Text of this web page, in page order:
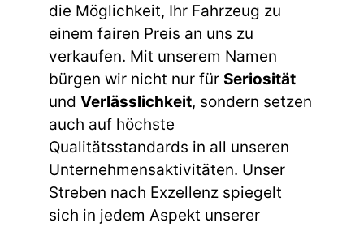
die Möglichkeit, Ihr Fahrzeug zu
einem fairen Preis an uns zu
verkaufen. Mit unserem Namen
bürgen wir nicht nur für Seriosität
und Verlässlichkeit, sondern setzen
auch auf höchste
Qualitätsstandards in all unseren
Unternehmensaktivitäten. Unser
Streben nach Exzellenz spiegelt
sich in jedem Aspekt unserer